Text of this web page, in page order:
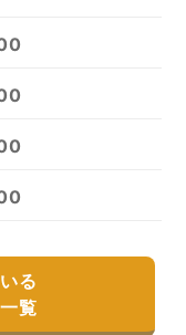
る
覧